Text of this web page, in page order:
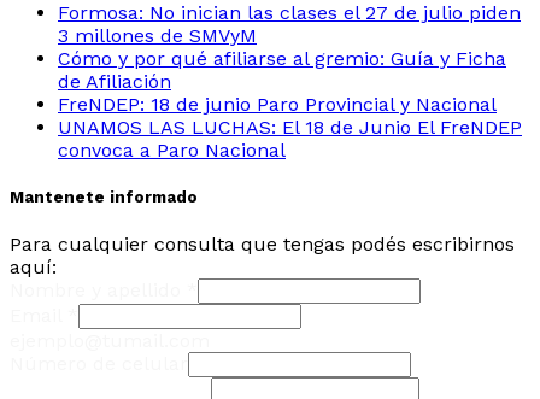
Formosa: No inician las clases el 27 de julio piden
3 millones de SMVyM
Cómo y por qué afiliarse al gremio: Guía y Ficha
de Afiliación
FreNDEP: 18 de junio Paro Provincial y Nacional
UNAMOS LAS LUCHAS: El 18 de Junio El FreNDEP
convoca a Paro Nacional
Mantenete informado
Para cualquier consulta que tengas podés escribirnos
aquí: